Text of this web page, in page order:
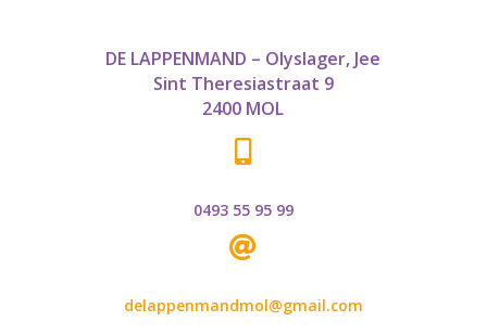
DE LAPPENMAND – Olyslager, Jee
Sint Theresiastraat 9
2400 MOL

0493 55 95 99

delappenmandmol@gmail.com